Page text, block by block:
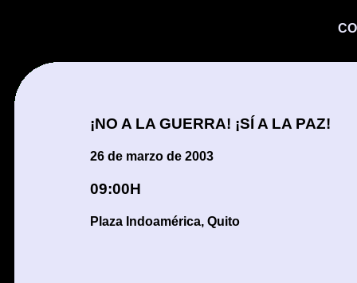
¡NO A LA GUERRA! ¡SÍ A LA PAZ!
26 de marzo de 2003
09:00H
Plaza Indoamérica, Quito